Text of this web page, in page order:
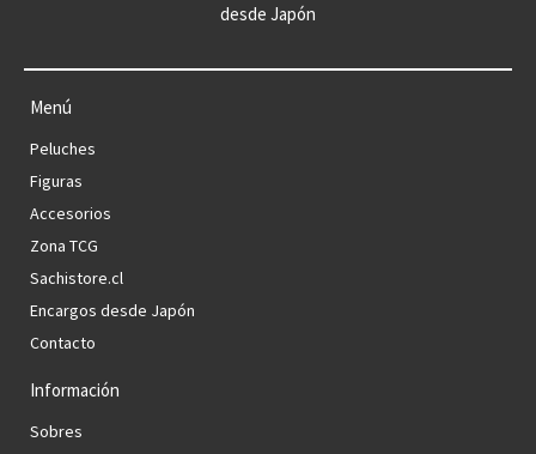
desde Japón
Menú
Peluches
Figuras
Accesorios
Zona TCG
Sachistore.cl
Encargos desde Japón
Contacto
Información
Sobres